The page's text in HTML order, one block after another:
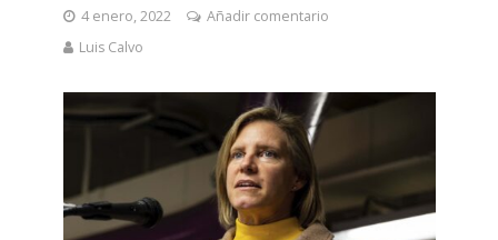
4 enero, 2022
Añadir comentario
Luis Calvo